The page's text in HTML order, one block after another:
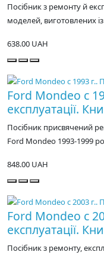
Посібник з ремонту й
моделей, виготовлених
638.00 UAH
Ford Mondeo с
експлуатації.
Посібник присвячений
Ford Mondeo 1993-1999
848.00 UAH
Ford Mondeo с
експлуатації.
Посібник з ремонту,